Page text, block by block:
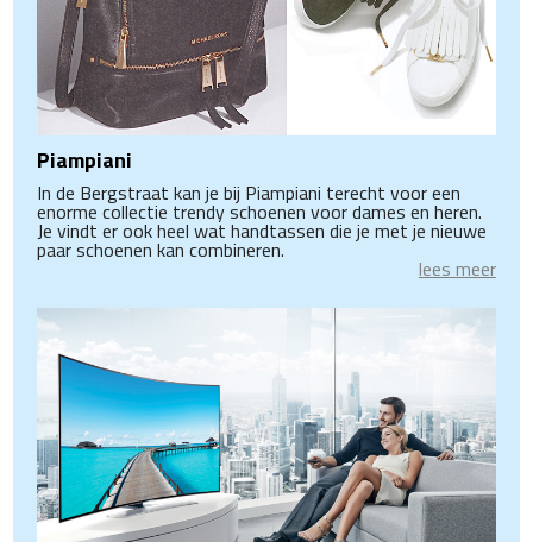
Piampiani
In de Bergstraat kan je bij Piampiani terecht voor een
enorme collectie trendy schoenen voor dames en heren.
Je vindt er ook heel wat handtassen die je met je nieuwe
paar schoenen kan combineren.
lees meer